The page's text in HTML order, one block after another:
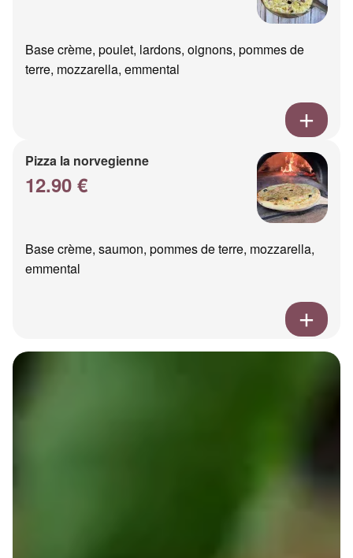
Base crème, poulet, lardons, oignons, pommes de
terre, mozzarella, emmental
Pizza la norvegienne
12.90 €
Base crème, saumon, pommes de terre, mozzarella,
emmental